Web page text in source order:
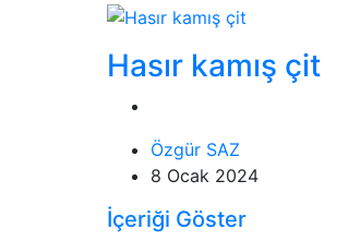
Hasır kamış çit
Özgür SAZ
8 Ocak 2024
İçeriği Göster